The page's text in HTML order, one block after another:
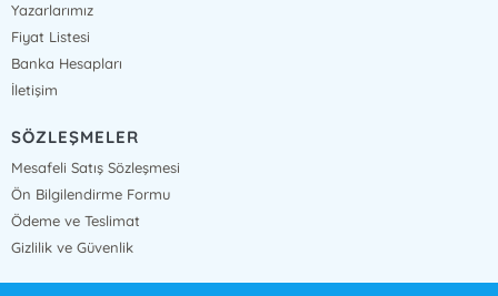
Yazarlarımız
Fiyat Listesi
Banka Hesapları
İletişim
SÖZLEŞMELER
Mesafeli Satış Sözleşmesi
Ön Bilgilendirme Formu
Ödeme ve Teslimat
Gizlilik ve Güvenlik